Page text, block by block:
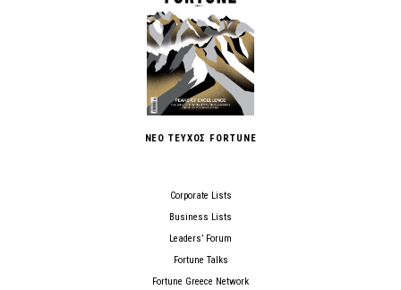
ΝΕΟ ΤΕΥΧΟΣ FORTUNE
Corporate Lists
Business Lists
Leaders’ Forum
Fortune Talks
Fortune Greece Network